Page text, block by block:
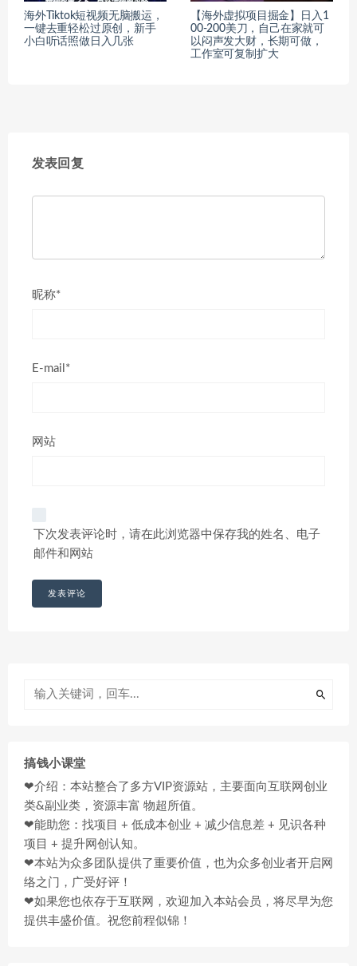
海外Tiktok短视频无脑搬运，
一键去重轻松过原创，新手
小白听话照做日入几张
【海外虚拟项目掘金】日入1
00-200美刀，自己在家就可
以闷声发大财，长期可做，
工作室可复制扩大
发表回复
昵称*
E-mail*
网站
下次发表评论时，请在此浏览器中保存我的姓名、电子
邮件和网站
搞钱小课堂
❤介绍：本站整合了多方VIP资源站，主要面向互联网创业
类&副业类，资源丰富 物超所值。
❤能助您：找项目 + 低成本创业 + 减少信息差 + 见识各种
项目 + 提升网创认知。
❤本站为众多团队提供了重要价值，也为众多创业者开启网
络之门，广受好评！
❤如果您也依存于互联网，欢迎加入本站会员，将尽早为您
提供丰盛价值。祝您前程似锦！